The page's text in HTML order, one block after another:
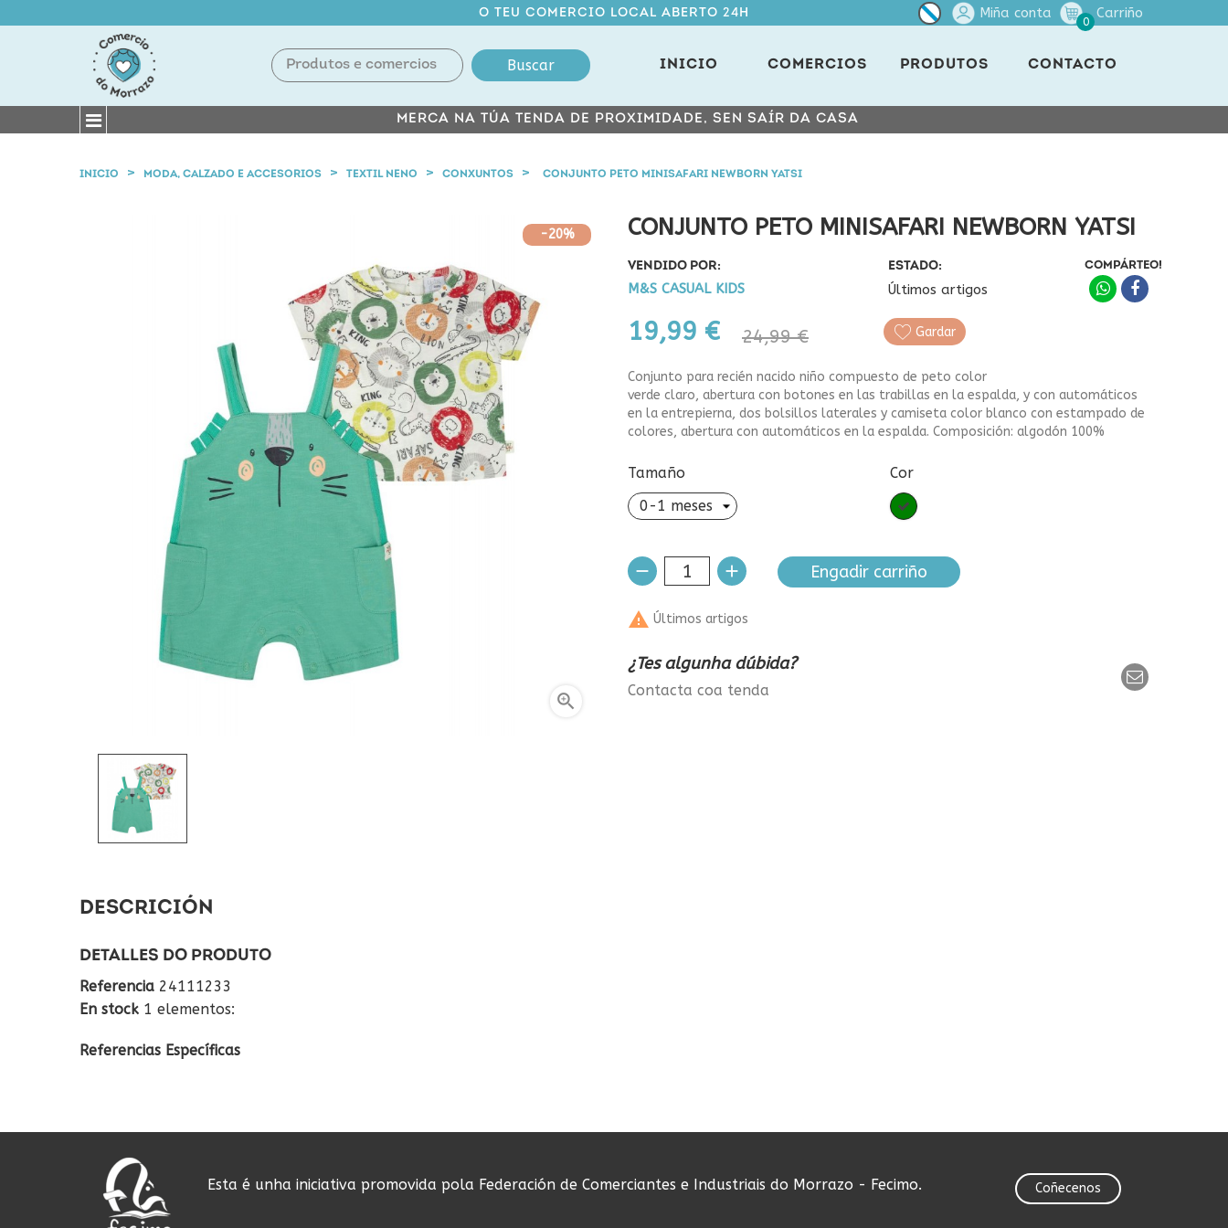
O TEU COMERCIO LOCAL ABERTO 24H Miña conta
0
Carriño
Buscar INICIO COMERCIOS PRODUTOS CONTACTO
MERCA NA TÚA TENDA DE PROXIMIDADE, SEN SAÍR DA CASA
INICIO MODA, CALZADO E ACCESORIOS TEXTIL NENO CONXUNTOS CONJUNTO PETO MINISAFARI NEWBORN YATSI
-20%

CONJUNTO PETO MINISAFARI NEWBORN YATSI
VENDIDO POR:
M&S CASUAL KIDS
ESTADO:
Últimos artigos
19,99 € 24,99 €
COMPÁRTEO!
Gardar
Conjunto para recién nacido niño compuesto de peto color
verde claro, abertura con botones en las trabillas en la espalda, y con automáticos
en la entrepierna, dos bolsillos laterales y camiseta color blanco con estampado de
colores, abertura con automáticos en la espalda. Composición: algodón 100%
Tamaño Cor
Verde
Engadir carriño
 Últimos artigos
¿Tes algunha dúbida?
Contacta coa tenda
DESCRICIÓN
DETALLES DO PRODUTO
Referencia 24111233
En stock 1 elementos:
Referencias Específicas
Esta é unha iniciativa promovida pola Federación de Comerciantes e Industriais do Morrazo - Fecimo. Coñecenos